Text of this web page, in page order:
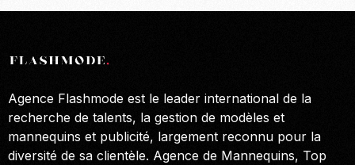
Agence Flashmode est le leader international de la
recherche de talents, la gestion de modèles et
mannequins et publicité, largement reconnu pour la
diversité de sa clientèle. Agence de Mannequins, Top